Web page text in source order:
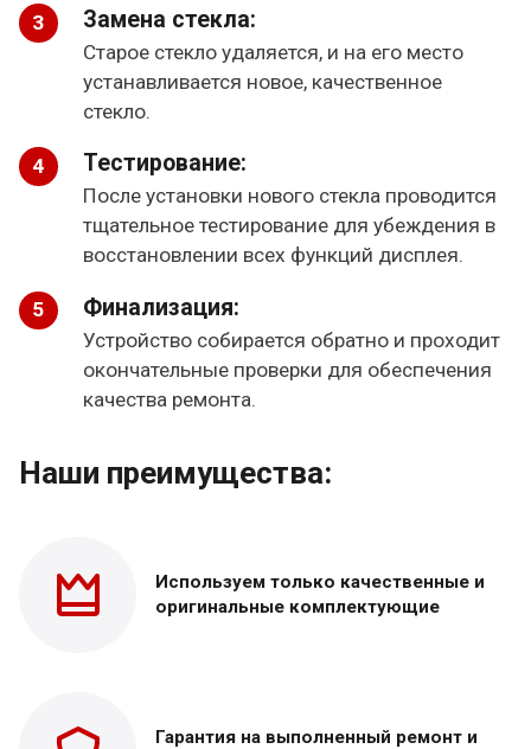
Замена стекла:
Старое стекло удаляется, и на его место
устанавливается новое, качественное
стекло.
Тестирование:
После установки нового стекла проводится
тщательное тестирование для убеждения в
восстановлении всех функций дисплея.
Финализация:
Устройство собирается обратно и проходит
окончательные проверки для обеспечения
качества ремонта.
Наши преимущества:
Используем только качественные и
оригинальные комплектующие
Гарантия на выполненный ремонт и